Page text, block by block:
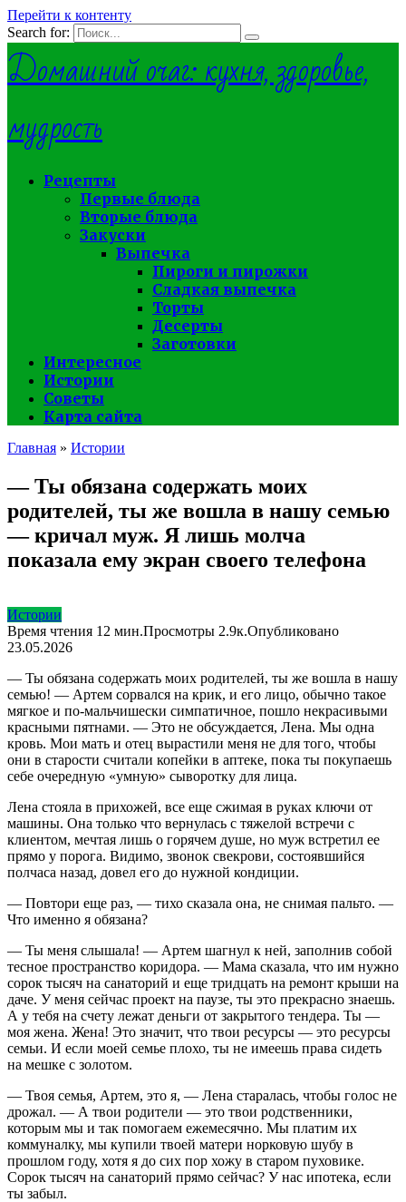
Перейти к контенту
Search for:
Домашний очаг: кухня, здоровье,
мудрость
Рецепты
Первые блюда
Вторые блюда
Закуски
Выпечка
Пироги и пирожки
Сладкая выпечка
Торты
Десерты
Заготовки
Интересное
Истории
Советы
Карта сайта
Главная » Истории
— Ты обязана содержать моих
родителей, ты же вошла в нашу семью
— кричал муж. Я лишь молча
показала ему экран своего телефона
Истории
Время чтения 12 мин.Просмотры 2.9к.Опубликовано
23.05.2026
— Ты обязана содержать моих родителей, ты же вошла в нашу
семью! — Артем сорвался на крик, и его лицо, обычно такое
мягкое и по-мальчишески симпатичное, пошло некрасивыми
красными пятнами. — Это не обсуждается, Лена. Мы одна
кровь. Мои мать и отец вырастили меня не для того, чтобы
они в старости считали копейки в аптеке, пока ты покупаешь
себе очередную «умную» сыворотку для лица.
Лена стояла в прихожей, все еще сжимая в руках ключи от
машины. Она только что вернулась с тяжелой встречи с
клиентом, мечтая лишь о горячем душе, но муж встретил ее
прямо у порога. Видимо, звонок свекрови, состоявшийся
полчаса назад, довел его до нужной кондиции.
— Повтори еще раз, — тихо сказала она, не снимая пальто. —
Что именно я обязана?
— Ты меня слышала! — Артем шагнул к ней, заполнив собой
тесное пространство коридора. — Мама сказала, что им нужно
сорок тысяч на санаторий и еще тридцать на ремонт крыши на
даче. У меня сейчас проект на паузе, ты это прекрасно знаешь.
А у тебя на счету лежат деньги от закрытого тендера. Ты —
моя жена. Жена! Это значит, что твои ресурсы — это ресурсы
семьи. И если моей семье плохо, ты не имеешь права сидеть
на мешке с золотом.
— Твоя семья, Артем, это я, — Лена старалась, чтобы голос не
дрожал. — А твои родители — это твои родственники,
которым мы и так помогаем ежемесячно. Мы платим их
коммуналку, мы купили твоей матери норковую шубу в
прошлом году, хотя я до сих пор хожу в старом пуховике.
Сорок тысяч на санаторий прямо сейчас? У нас ипотека, если
ты забыл.